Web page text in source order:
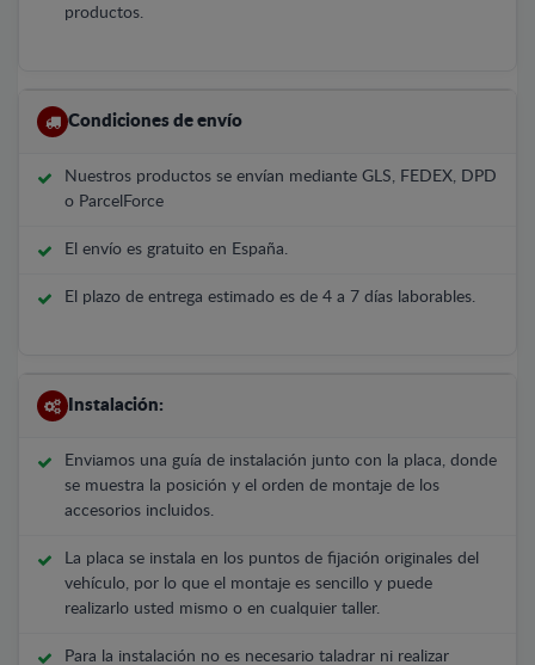
productos.
Condiciones de envío
Nuestros productos se envían mediante GLS, FEDEX, DPD
o ParcelForce
El envío es gratuito en España.
El plazo de entrega estimado es de 4 a 7 días laborables.
Instalación:
Enviamos una guía de instalación junto con la placa, donde
se muestra la posición y el orden de montaje de los
accesorios incluidos.
La placa se instala en los puntos de fijación originales del
vehículo, por lo que el montaje es sencillo y puede
realizarlo usted mismo o en cualquier taller.
Para la instalación no es necesario taladrar ni realizar